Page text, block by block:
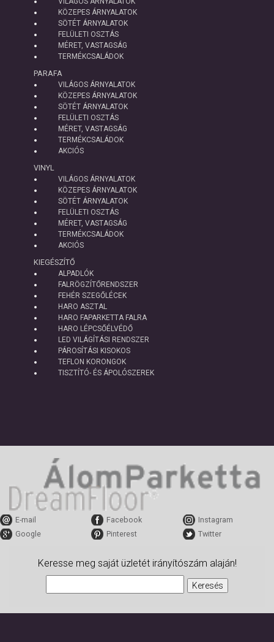
KÖZEPES ÁRNYALATOK
SÖTÉT ÁRNYALATOK
FELÜLETI OSZTÁS
MÉRET, VASTAGSÁG
TERMÉKCSALÁDOK
PARAFA
VILÁGOS ÁRNYALATOK
KÖZEPES ÁRNYALATOK
SÖTÉT ÁRNYALATOK
FELÜLETI OSZTÁS
MÉRET, VASTAGSÁG
TERMÉKCSALÁDOK
AKCIÓS
VINYL
VILÁGOS ÁRNYALATOK
KÖZEPES ÁRNYALATOK
SÖTÉT ÁRNYALATOK
FELÜLETI OSZTÁS
MÉRET, VASTAGSÁG
TERMÉKCSALÁDOK
AKCIÓS
KIEGÉSZÍTŐ
ALPADLÓK
FALRÖGZÍTŐRENDSZER
FEHÉR SZEGŐLÉCEK
HARO ASZTAL
HARO FAPARKETTA FALRA
HARO LÉPCSŐÉLVÉDŐ
LED VILÁGÍTÁSI RENDSZER
PÁROSÍTÁSI KISOKOS
TEFLON KORONGOK
TISZTÍTÓ- ÉS ÁPOLÓSZEREK
E-mail Facebook
Instagram
Google
Pinterest Twitter
Keresse meg saját üzletét irányítószám alaján!